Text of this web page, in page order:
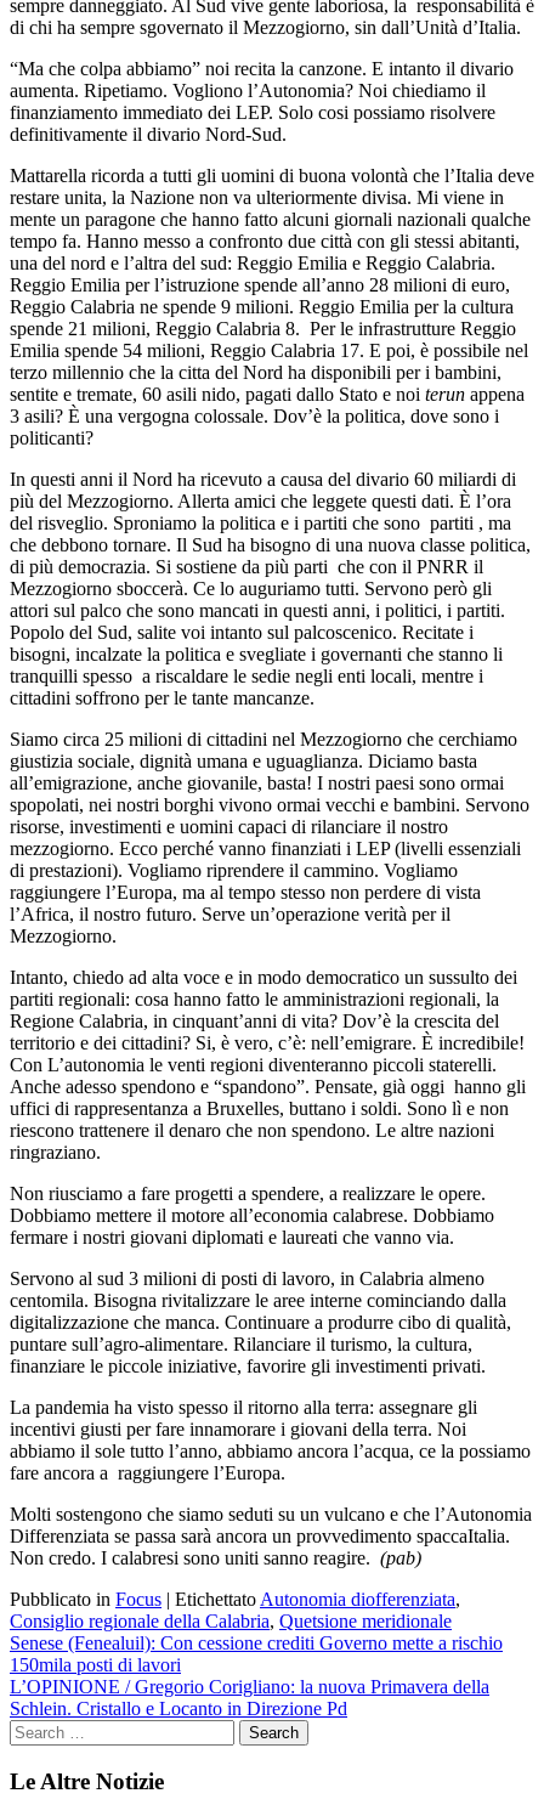
sempre danneggiato. Al Sud vive gente laboriosa, la responsabilità è
di chi ha sempre sgovernato il Mezzogiorno, sin dall’Unità d’Italia.
“Ma che colpa abbiamo” noi recita la canzone. E intanto il divario
aumenta. Ripetiamo. Vogliono l’Autonomia? Noi chiediamo il
finanziamento immediato dei LEP. Solo cosi possiamo risolvere
definitivamente il divario Nord-Sud.
Mattarella ricorda a tutti gli uomini di buona volontà che l’Italia deve
restare unita, la Nazione non va ulteriormente divisa. Mi viene in
mente un paragone che hanno fatto alcuni giornali nazionali qualche
tempo fa. Hanno messo a confronto due città con gli stessi abitanti,
una del nord e l’altra del sud: Reggio Emilia e Reggio Calabria.
Reggio Emilia per l’istruzione spende all’anno 28 milioni di euro,
Reggio Calabria ne spende 9 milioni. Reggio Emilia per la cultura
spende 21 milioni, Reggio Calabria 8. Per le infrastrutture Reggio
Emilia spende 54 milioni, Reggio Calabria 17. E poi, è possibile nel
terzo millennio che la citta del Nord ha disponibili per i bambini,
sentite e tremate, 60 asili nido, pagati dallo Stato e noi terun appena
3 asili? È una vergogna colossale. Dov’è la politica, dove sono i
politicanti?
In questi anni il Nord ha ricevuto a causa del divario 60 miliardi di
più del Mezzogiorno. Allerta amici che leggete questi dati. È l’ora
del risveglio. Sproniamo la politica e i partiti che sono partiti , ma
che debbono tornare. Il Sud ha bisogno di una nuova classe politica,
di più democrazia. Si sostiene da più parti che con il PNRR il
Mezzogiorno sboccerà. Ce lo auguriamo tutti. Servono però gli
attori sul palco che sono mancati in questi anni, i politici, i partiti.
Popolo del Sud, salite voi intanto sul palcoscenico. Recitate i
bisogni, incalzate la politica e svegliate i governanti che stanno li
tranquilli spesso a riscaldare le sedie negli enti locali, mentre i
cittadini soffrono per le tante mancanze.
Siamo circa 25 milioni di cittadini nel Mezzogiorno che cerchiamo
giustizia sociale, dignità umana e uguaglianza. Diciamo basta
all’emigrazione, anche giovanile, basta! I nostri paesi sono ormai
spopolati, nei nostri borghi vivono ormai vecchi e bambini. Servono
risorse, investimenti e uomini capaci di rilanciare il nostro
mezzogiorno. Ecco perché vanno finanziati i LEP (livelli essenziali
di prestazioni). Vogliamo riprendere il cammino. Vogliamo
raggiungere l’Europa, ma al tempo stesso non perdere di vista
l’Africa, il nostro futuro. Serve un’operazione verità per il
Mezzogiorno.
Intanto, chiedo ad alta voce e in modo democratico un sussulto dei
partiti regionali: cosa hanno fatto le amministrazioni regionali, la
Regione Calabria, in cinquant’anni di vita? Dov’è la crescita del
territorio e dei cittadini? Si, è vero, c’è: nell’emigrare. È incredibile!
Con L’autonomia le venti regioni diventeranno piccoli staterelli.
Anche adesso spendono e “spandono”. Pensate, già oggi hanno gli
uffici di rappresentanza a Bruxelles, buttano i soldi. Sono lì e non
riescono trattenere il denaro che non spendono. Le altre nazioni
ringraziano.
Non riusciamo a fare progetti a spendere, a realizzare le opere.
Dobbiamo mettere il motore all’economia calabrese. Dobbiamo
fermare i nostri giovani diplomati e laureati che vanno via.
Servono al sud 3 milioni di posti di lavoro, in Calabria almeno
centomila. Bisogna rivitalizzare le aree interne cominciando dalla
digitalizzazione che manca. Continuare a produrre cibo di qualità,
puntare sull’agro-alimentare. Rilanciare il turismo, la cultura,
finanziare le piccole iniziative, favorire gli investimenti privati.
La pandemia ha visto spesso il ritorno alla terra: assegnare gli
incentivi giusti per fare innamorare i giovani della terra. Noi
abbiamo il sole tutto l’anno, abbiamo ancora l’acqua, ce la possiamo
fare ancora a raggiungere l’Europa.
Molti sostengono che siamo seduti su un vulcano e che l’Autonomia
Differenziata se passa sarà ancora un provvedimento spaccaItalia.
Non credo. I calabresi sono uniti sanno reagire. (pab)
Pubblicato in Focus | EtichettatoAutonomia diofferenziata,
Consiglio regionale della Calabria, Quetsione meridionale
Navigazione
articoli
Senese (Fenealuil): Con cessione crediti Governo mette a rischio
150mila posti di lavori
L’OPINIONE / Gregorio Corigliano: la nuova Primavera della
Schlein. Cristallo e Locanto in Direzione Pd
Le Altre Notizie